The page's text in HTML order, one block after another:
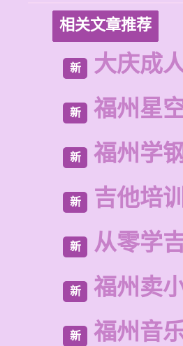
相关文章推荐
新 大庆成
新 福州星
新 福州学
新 吉他培
新 从零学
新 福州卖
新 福州音